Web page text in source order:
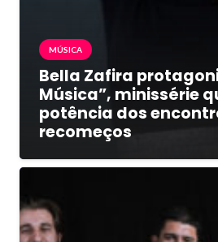
MÚSICA
Bella Zafira
Música”, minissérie
potência dos
recomeços